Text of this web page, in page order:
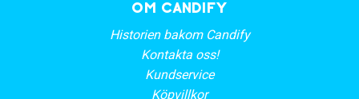
OM CANDIFY
Historien bakom Candify
Kontakta oss!
Kundservice
Köpvillkor